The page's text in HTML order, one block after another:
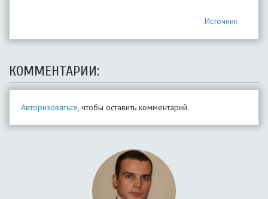
Источник
КОММЕНТАРИИ:
Авторизоваться, чтобы оставить комментарий.